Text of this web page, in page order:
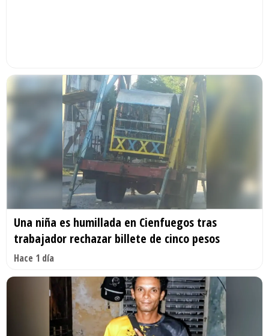
Una niña es humillada en Cienfuegos tras
trabajador rechazar billete de cinco pesos
Hace 1 día